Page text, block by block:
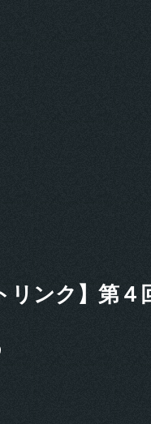
リンク】第